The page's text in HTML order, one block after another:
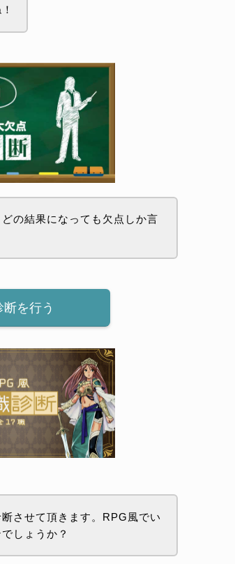
の結果になっても欠点しか言
断を行う
させて頂きます。RPG風でい
しょうか？